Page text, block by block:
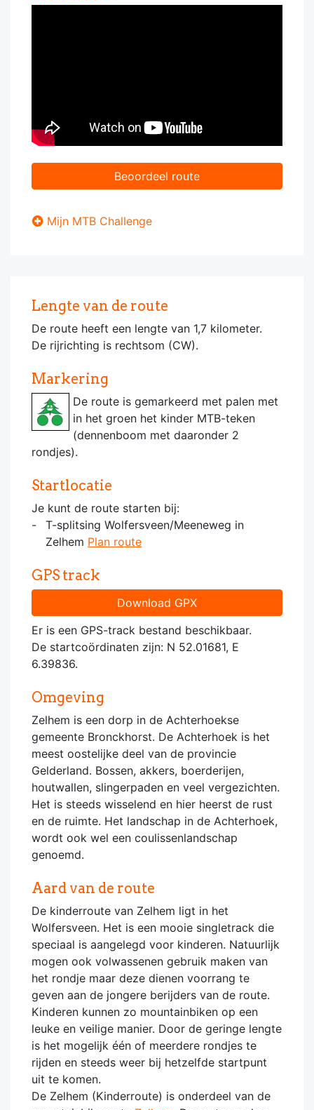
Beoordeel route
Mijn MTB Challenge
Lengte van de route
De route heeft een lengte van 1,7 kilometer.
De rijrichting is rechtsom (CW).
Markering
De route is gemarkeerd met palen met
in het groen het kinder MTB-teken
(dennenboom met daaronder 2
rondjes).
Startlocatie
Je kunt de route starten bij:
T-splitsing Wolfersveen/Meeneweg in
Zelhem Plan route
GPS track
Download GPX
Er is een GPS-track bestand beschikbaar.
De startcoördinaten zijn: N 52.01681, E
6.39836.
Omgeving
Zelhem is een dorp in de Achterhoekse
gemeente Bronckhorst. De Achterhoek is het
meest oostelijke deel van de provincie
Gelderland. Bossen, akkers, boerderijen,
houtwallen, slingerpaden en veel vergezichten.
Het is steeds wisselend en hier heerst de rust
en de ruimte. Het landschap in de Achterhoek,
wordt ook wel een coulissenlandschap
genoemd.
Aard van de route
De kinderroute van Zelhem ligt in het
Wolfersveen. Het is een mooie singletrack die
speciaal is aangelegd voor kinderen. Natuurlijk
mogen ook volwassenen gebruik maken van
het rondje maar deze dienen voorrang te
geven aan de jongere berijders van de route.
Kinderen kunnen zo mountainbiken op een
leuke en veilige manier. Door de geringe lengte
is het mogelijk één of meerdere rondjes te
rijden en steeds weer bij hetzelfde startpunt
uit te komen.
De Zelhem (Kinderroute) is onderdeel van de